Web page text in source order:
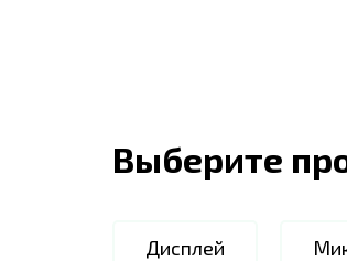
Выберите
Дисплей